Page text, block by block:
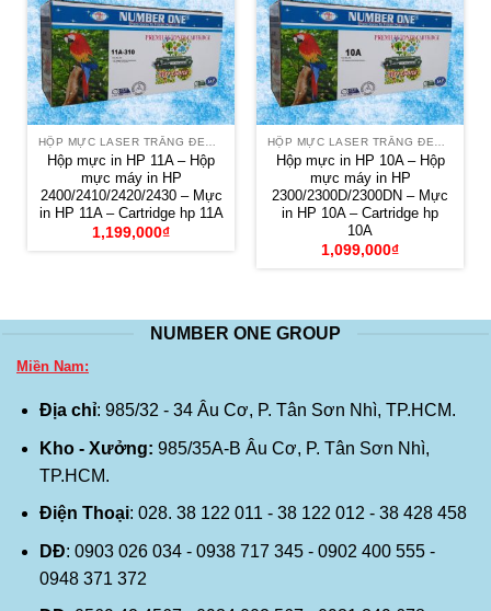
HỘP MỰC LASER TRẮNG ĐEN HP
Hộp mực in HP 11A – Hộp
mực máy in HP
2400/2410/2420/2430 – Mực
in HP 11A – Cartridge hp 11A
1,199,000₫
HỘP MỰC LASER TRẮNG ĐEN HP
Hộp mực in HP 10A – Hộp
mực máy in HP
2300/2300D/2300DN – Mực
in HP 10A – Cartridge hp
10A
1,099,000₫
NUMBER ONE GROUP
Miền Nam:
Địa chỉ: 985/32 - 34 Âu Cơ, P. Tân Sơn Nhì, TP.HCM.
Kho - Xưởng: 985/35A-B Âu Cơ, P. Tân Sơn Nhì,
TP.HCM.
Điện Thoại: 028. 38 122 011 - 38 122 012 - 38 428 458
DĐ: 0903 026 034 - 0938 717 345 - 0902 400 555 -
0948 371 372